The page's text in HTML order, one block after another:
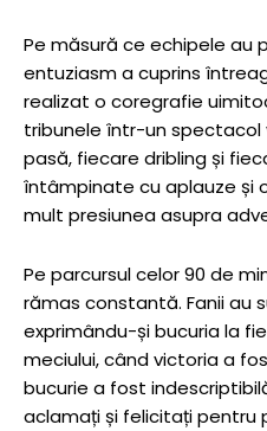
Pe măsură ce echipele au
entuziasm a cuprins
realizat o coregrafie
tribunele într-un spectacol
pasă, fiecare dribling și
întâmpinate cu aplauze și
mult presiunea asupra
Pe parcursul celor 90 de
rămas constantă. Fanii au
exprimându-și bucuria la
meciului, când victoria a
bucurie a fost
aclamați și felicitați pentru